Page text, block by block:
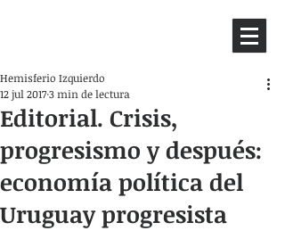
Editorial. Crisis,
progresismo y después:
economía política del
Uruguay progresista
Hemisferio Izquierdo
12 jul 20173 min de lectura